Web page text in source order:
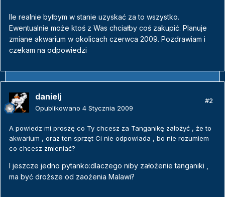
Ile realnie byłbym w stanie uzyskać za to wszystko.
Ewentualnie może ktoś z Was chciałby coś zakupić. Planuje
zmiane akwarium w okolicach czerwca 2009. Pozdrawiam i
czekam na odpowiedzi
danielj
Opublikowano 4 Stycznia 2009
#2
A powiedz mi proszę co Ty chcesz za Tanganikę założyć , że to
akwarium , oraz ten sprzęt Ci nie odpowiada , bo nie rozumiem
co chcesz zmieniać?
I jeszcze jedno pytanko:dlaczego niby założenie tanganiki ,
ma być droższe od zaożenia Malawi?